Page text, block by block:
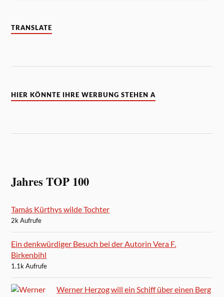
TRANSLATE
HIER KÖNNTE IHRE WERBUNG STEHEN A
Jahres TOP 100
Tamás Kürthys wilde Tochter
2k Aufrufe
Ein denkwürdiger Besuch bei der Autorin Vera F.
Birkenbihl
1.1k Aufrufe
Werner Herzog will ein Schiff über einen Berg